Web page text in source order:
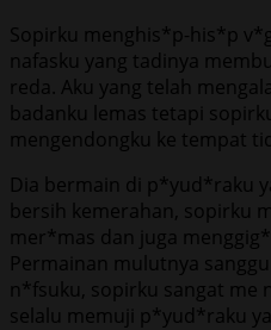
Sopirku menghis*p-his*p
nafasku yang tadinya
reda. Aku yang telah
badanku lemas tetapi
mengendongku ke tempat
Dia bermain di p*yud*raku
bersih kemerahan, sopirku
mer*mas dan juga
Permainan mulutnya
n*fsuku, sopirku sangat
selalu memuji p*yud*raku